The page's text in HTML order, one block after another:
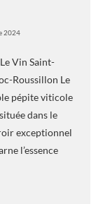
2024
Vin Saint-
Roussillon Le
pépite viticole
dans le
exceptionnel
l’essence